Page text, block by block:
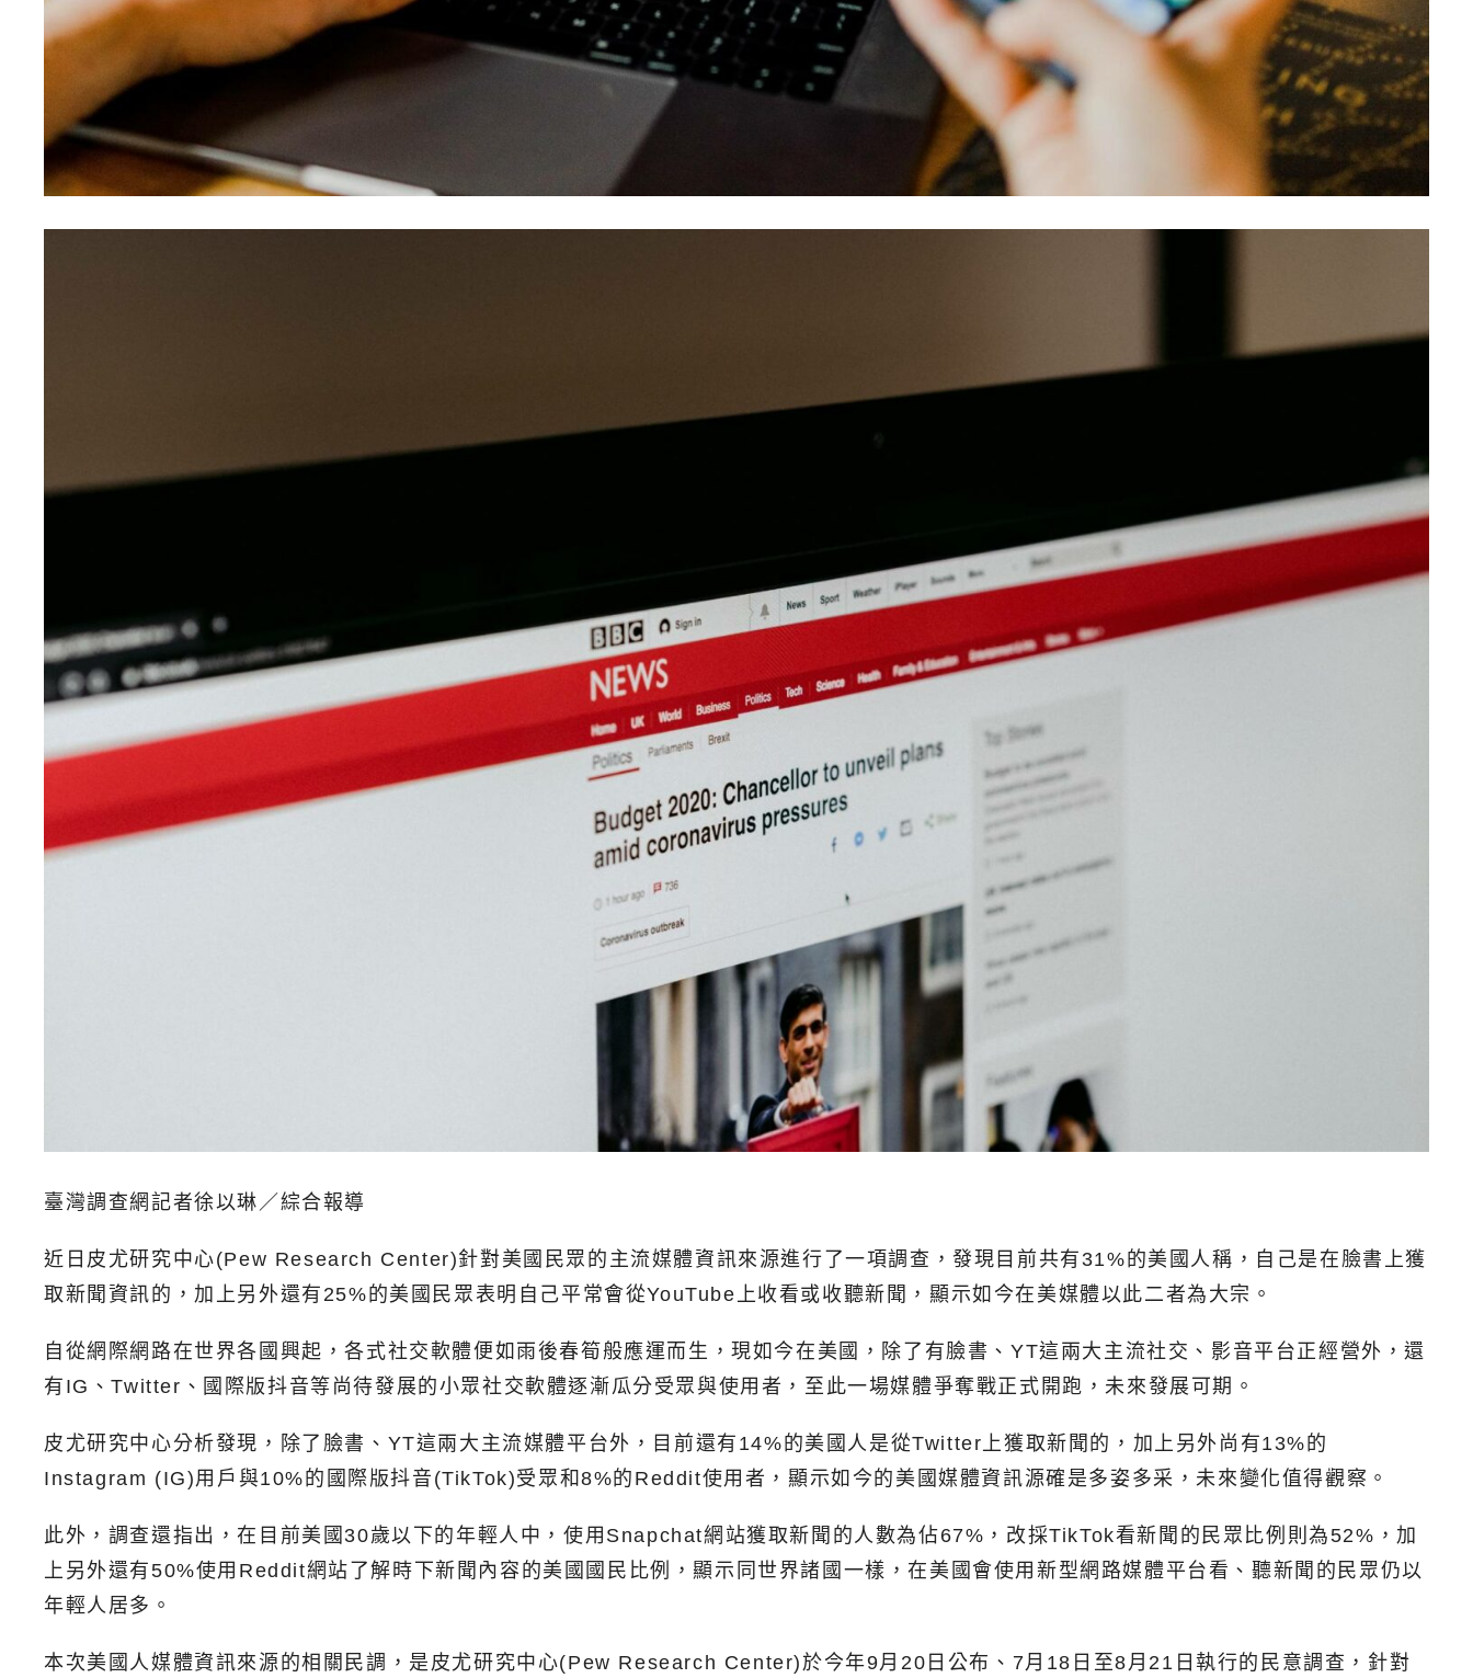
臺灣調查網記者徐以琳／綜合報導
近日皮尤研究中心(Pew Research Center)針對美國民眾的主流媒體資訊來源進行了一項調查，發現目前共有31%的美國人稱，自己是在臉書上獲
取新聞資訊的，加上另外還有25%的美國民眾表明自己平常會從YouTube上收看或收聽新聞，顯示如今在美媒體以此二者為大宗。
自從網際網路在世界各國興起，各式社交軟體便如雨後春筍般應運而生，現如今在美國，除了有臉書、YT這兩大主流社交、影音平台正經營外，還
有IG、Twitter、國際版抖音等尚待發展的小眾社交軟體逐漸瓜分受眾與使用者，至此一場媒體爭奪戰正式開跑，未來發展可期。
皮尤研究中心分析發現，除了臉書、YT這兩大主流媒體平台外，目前還有14%的美國人是從Twitter上獲取新聞的，加上另外尚有13%的
Instagram (IG)用戶與10%的國際版抖音(TikTok)受眾和8%的Reddit使用者，顯示如今的美國媒體資訊源確是多姿多采，未來變化值得觀察。
此外，調查還指出，在目前美國30歲以下的年輕人中，使用Snapchat網站獲取新聞的人數為佔67%，改採TikTok看新聞的民眾比例則為52%，加
上另外還有50%使用Reddit網站了解時下新聞內容的美國國民比例，顯示同世界諸國一樣，在美國會使用新型網路媒體平台看、聽新聞的民眾仍以
年輕人居多。
本次美國人媒體資訊來源的相關民調，是皮尤研究中心(Pew Research Center)於今年9月20日公布、7月18日至8月21日執行的民意調查，針對